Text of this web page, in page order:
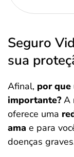
Seguro
sua
Afinal, por que
importante?A
oferece uma
ama e para
doenças